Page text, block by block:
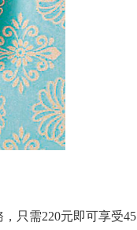
只需220元即可享受45